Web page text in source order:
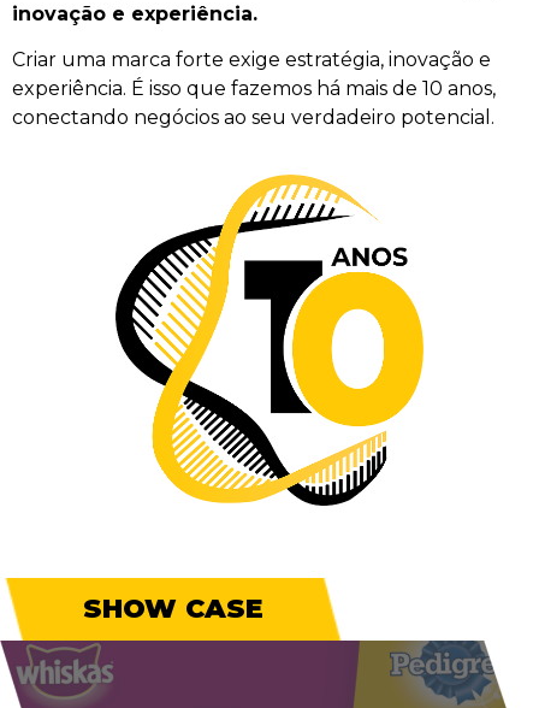
inovação e experiência.
Criar uma marca forte exige estratégia, inovação e
experiência. É isso que fazemos há mais de 10 anos,
conectando negócios ao seu verdadeiro potencial.
SHOW CASE